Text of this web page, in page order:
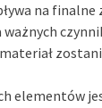
na finalne
elementów